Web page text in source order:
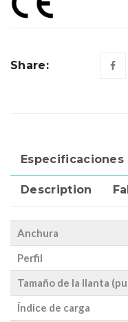
Share:
Especificaciones
Description
Anchura
Perfil
Tamaño de la llanta
Índice de carga